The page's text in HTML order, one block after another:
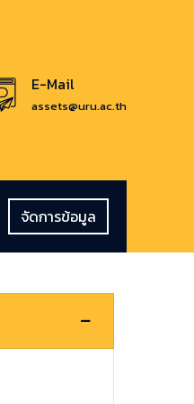
E-Mail
assets@uru.ac.th
จัดการข้อมูล